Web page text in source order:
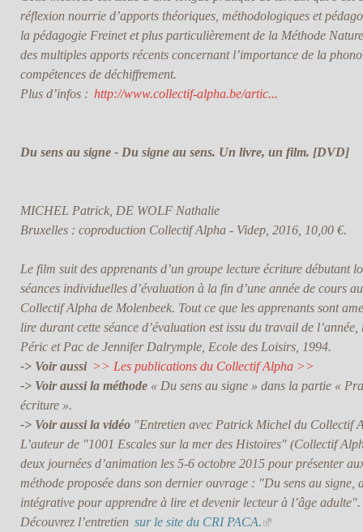
réflexion nourrie d’apports théoriques, méthodologiques et
la pédagogie Freinet et plus particulièrement de la Méthode
des multiples apports récents concernant l’importance de la
compétences de déchiffrement.
Plus d’infos : http://www.collectif-alpha.be/artic...
Du sens au signe - Du signe au sens. Un livre, un film. [DVD]
MICHEL Patrick, DE WOLF Nathalie
Bruxelles : coproduction Collectif Alpha - Videp, 2016, 10,00 €.
Le film suit des apprenants d’un groupe lecture écriture débutant
séances individuelles d’évaluation à la fin d’une année de cours au
Collectif Alpha de Molenbeek. Tout ce que les apprenants sont
lire durant cette séance d’évaluation est issu du travail de
Péric et Pac de Jennifer Dalrymple, Ecole des Loisirs, 1994.
-> Voir aussi >> Les publications du Collectif Alpha >>
-> Voir aussi la méthode« Du sens au signe » dans la partie «
écriture ».
-> Voir aussi la vidéo"Entretien avec Patrick Michel du Collectif
L’auteur de "1001 Escales sur la mer des Histoires" (Collectif
deux journées d’animation les 5-6 octobre 2015 pour présenter
méthode proposée dans son dernier ouvrage : "Du sens au signe,
intégrative pour apprendre à lire et devenir lecteur à l’âge adulte".
Découvrez l’entretien sur le site du CRI PACA.